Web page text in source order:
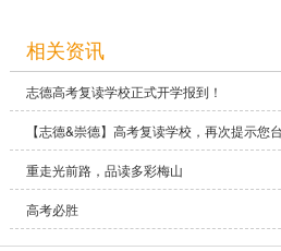
相关资讯
志德高考复读学校正式开学报到！
重走光前路，品读多彩梅山
高考必胜